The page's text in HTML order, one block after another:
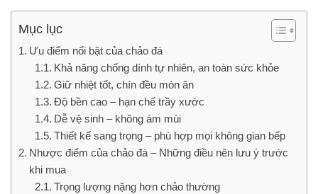
Mục lục
Ưu điểm nổi bật của chảo đá
Khả năng chống dính tự nhiên, an toàn sức khỏe
Giữ nhiệt tốt, chín đều món ăn
Độ bền cao – hạn chế trầy xước
Dễ vệ sinh – không ám mùi
Thiết kế sang trọng – phù hợp mọi không gian bếp
Nhược điểm của chảo đá – Những điều nên lưu ý trước
khi mua
Trọng lượng nặng hơn chảo thường